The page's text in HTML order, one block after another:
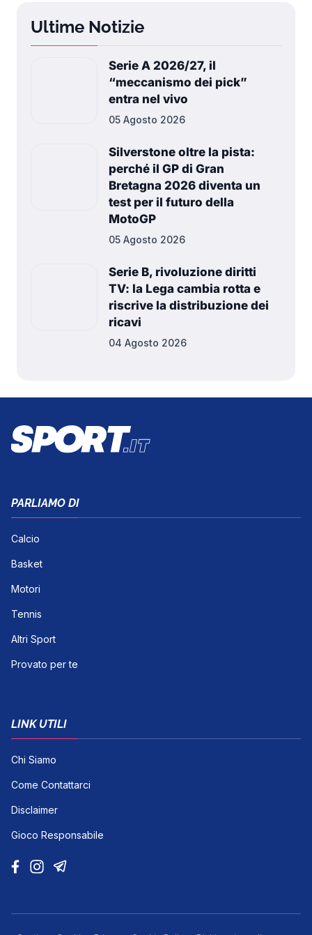
Ultime Notizie
Serie A 2026/27, il
“meccanismo dei pick”
entra nel vivo
05 Agosto 2026
Silverstone oltre la pista:
perché il GP di Gran
Bretagna 2026 diventa un
test per il futuro della
MotoGP
05 Agosto 2026
Serie B, rivoluzione diritti
TV: la Lega cambia rotta e
riscrive la distribuzione dei
ricavi
04 Agosto 2026
PARLIAMO DI
Calcio
Basket
Motori
Tennis
Altri Sport
Provato per te
LINK UTILI
Chi Siamo
Come Contattarci
Disclaimer
Gioco Responsabile